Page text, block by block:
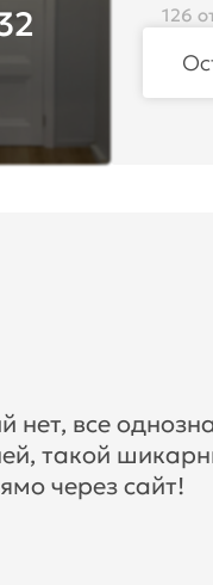
126
нет, все
такой
через сайт!